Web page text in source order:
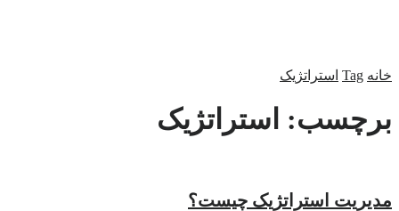
خانه Tag استراتژیک
برچسب: استراتژیک
مدیریت استراتژیک چیست؟